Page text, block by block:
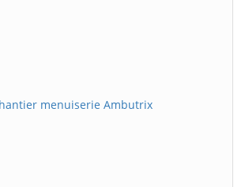
menuiserie Ambutrix